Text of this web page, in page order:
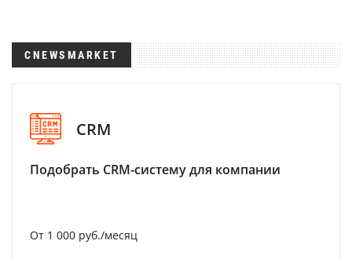
CNEWSMARKET
CRM
Подобрать CRM-систему для компании
От 1 000 руб./месяц